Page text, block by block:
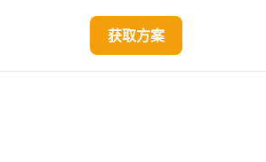
获取方案